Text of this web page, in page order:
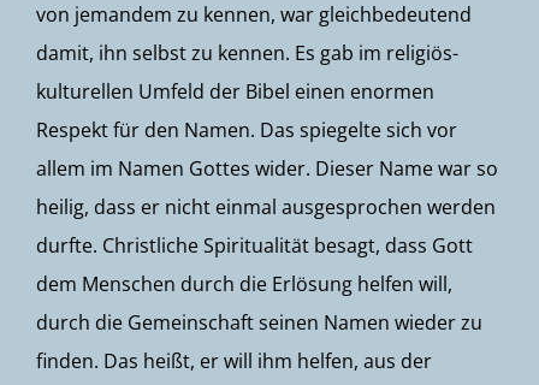
von jemandem zu kennen, war gleichbedeutend
damit, ihn selbst zu kennen. Es gab im religiös-
kulturellen Umfeld der Bibel einen enormen
Respekt für den Namen. Das spiegelte sich vor
allem im Namen Gottes wider. Dieser Name war so
heilig, dass er nicht einmal ausgesprochen werden
durfte. Christliche Spiritualität besagt, dass Gott
dem Menschen durch die Erlösung helfen will,
durch die Gemeinschaft seinen Namen wieder zu
finden. Das heißt, er will ihm helfen, aus der